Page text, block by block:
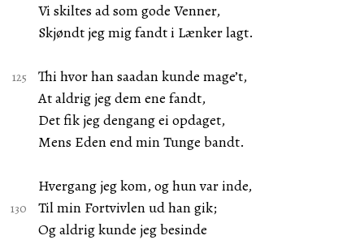
Vi skiltes ad som gode Venner,
Skjøndt jeg mig fandt i Lænker lagt.
Thi hvor han saadan kunde mage’t,
At aldrig jeg dem ene fandt,
Det fik jeg dengang ei opdaget,
Mens Eden end min Tunge bandt.
Hvergang jeg kom, og hun var inde,
Til min Fortvivlen ud han gik;
Og aldrig kunde jeg besinde